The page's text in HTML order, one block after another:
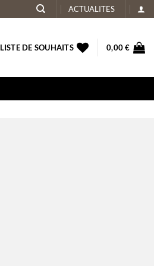
ACTUALITES
LISTE DE SOUHAITS 0,00€